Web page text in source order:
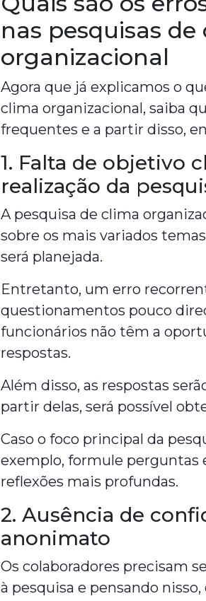
nas pesquisas de
organizacional
Agora que já explicamos o
clima organizacional, saiba
frequentes e a partir disso,
1. Falta de objetivo
realização da
A pesquisa de clima
sobre os mais variados
será planejada.
Entretanto, um erro
questionamentos pouco
funcionários não têm a
respostas.
Além disso, as respostas
partir delas, será possível
Caso o foco principal da
exemplo, formule perguntas
reflexões mais profundas.
2. Ausência de
anonimato
Os colaboradores precisam
à pesquisa e pensando